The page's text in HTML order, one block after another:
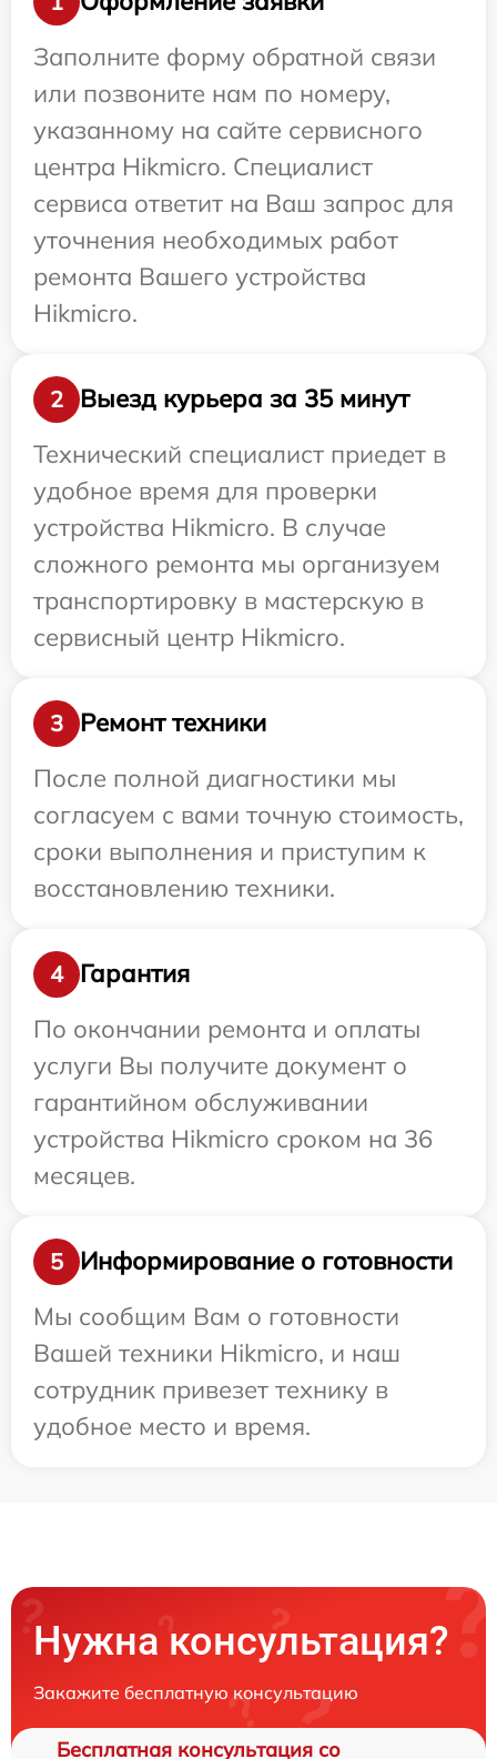
Заполните форму обратной связи
или позвоните нам по номеру,
указанному на сайте сервисного
центра Hikmicro. Специалист
сервиса ответит на Ваш запрос для
уточнения необходимых работ
ремонта Вашего устройства
Hikmicro.
2
Выезд курьера за 35 минут
Технический специалист приедет в
удобное время для проверки
устройства Hikmicro. В случае
сложного ремонта мы организуем
транспортировку в мастерскую в
сервисный центр Hikmicro.
3
Ремонт техники
После полной диагностики мы
согласуем с вами точную стоимость,
сроки выполнения и приступим к
восстановлению техники.
4
Гарантия
По окончании ремонта и оплаты
услуги Вы получите документ о
гарантийном обслуживании
устройства Hikmicro сроком на 36
месяцев.
5
Информирование о готовности
Мы сообщим Вам о готовности
Вашей техники Hikmicro, и наш
сотрудник привезет технику в
удобное место и время.
Нужна консультация?
Закажите бесплатную консультацию
Бесплатная консультация со